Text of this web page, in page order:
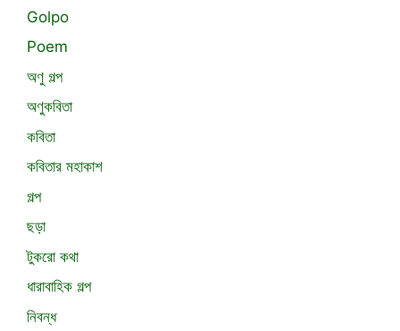
Golpo
Poem
অণু গল্প
অণুকবিতা
কবিতা
কবিতার মহাকাশ
গল্প
ছড়া
টুকরো কথা
ধারাবাহিক গল্প
নিবন্ধ